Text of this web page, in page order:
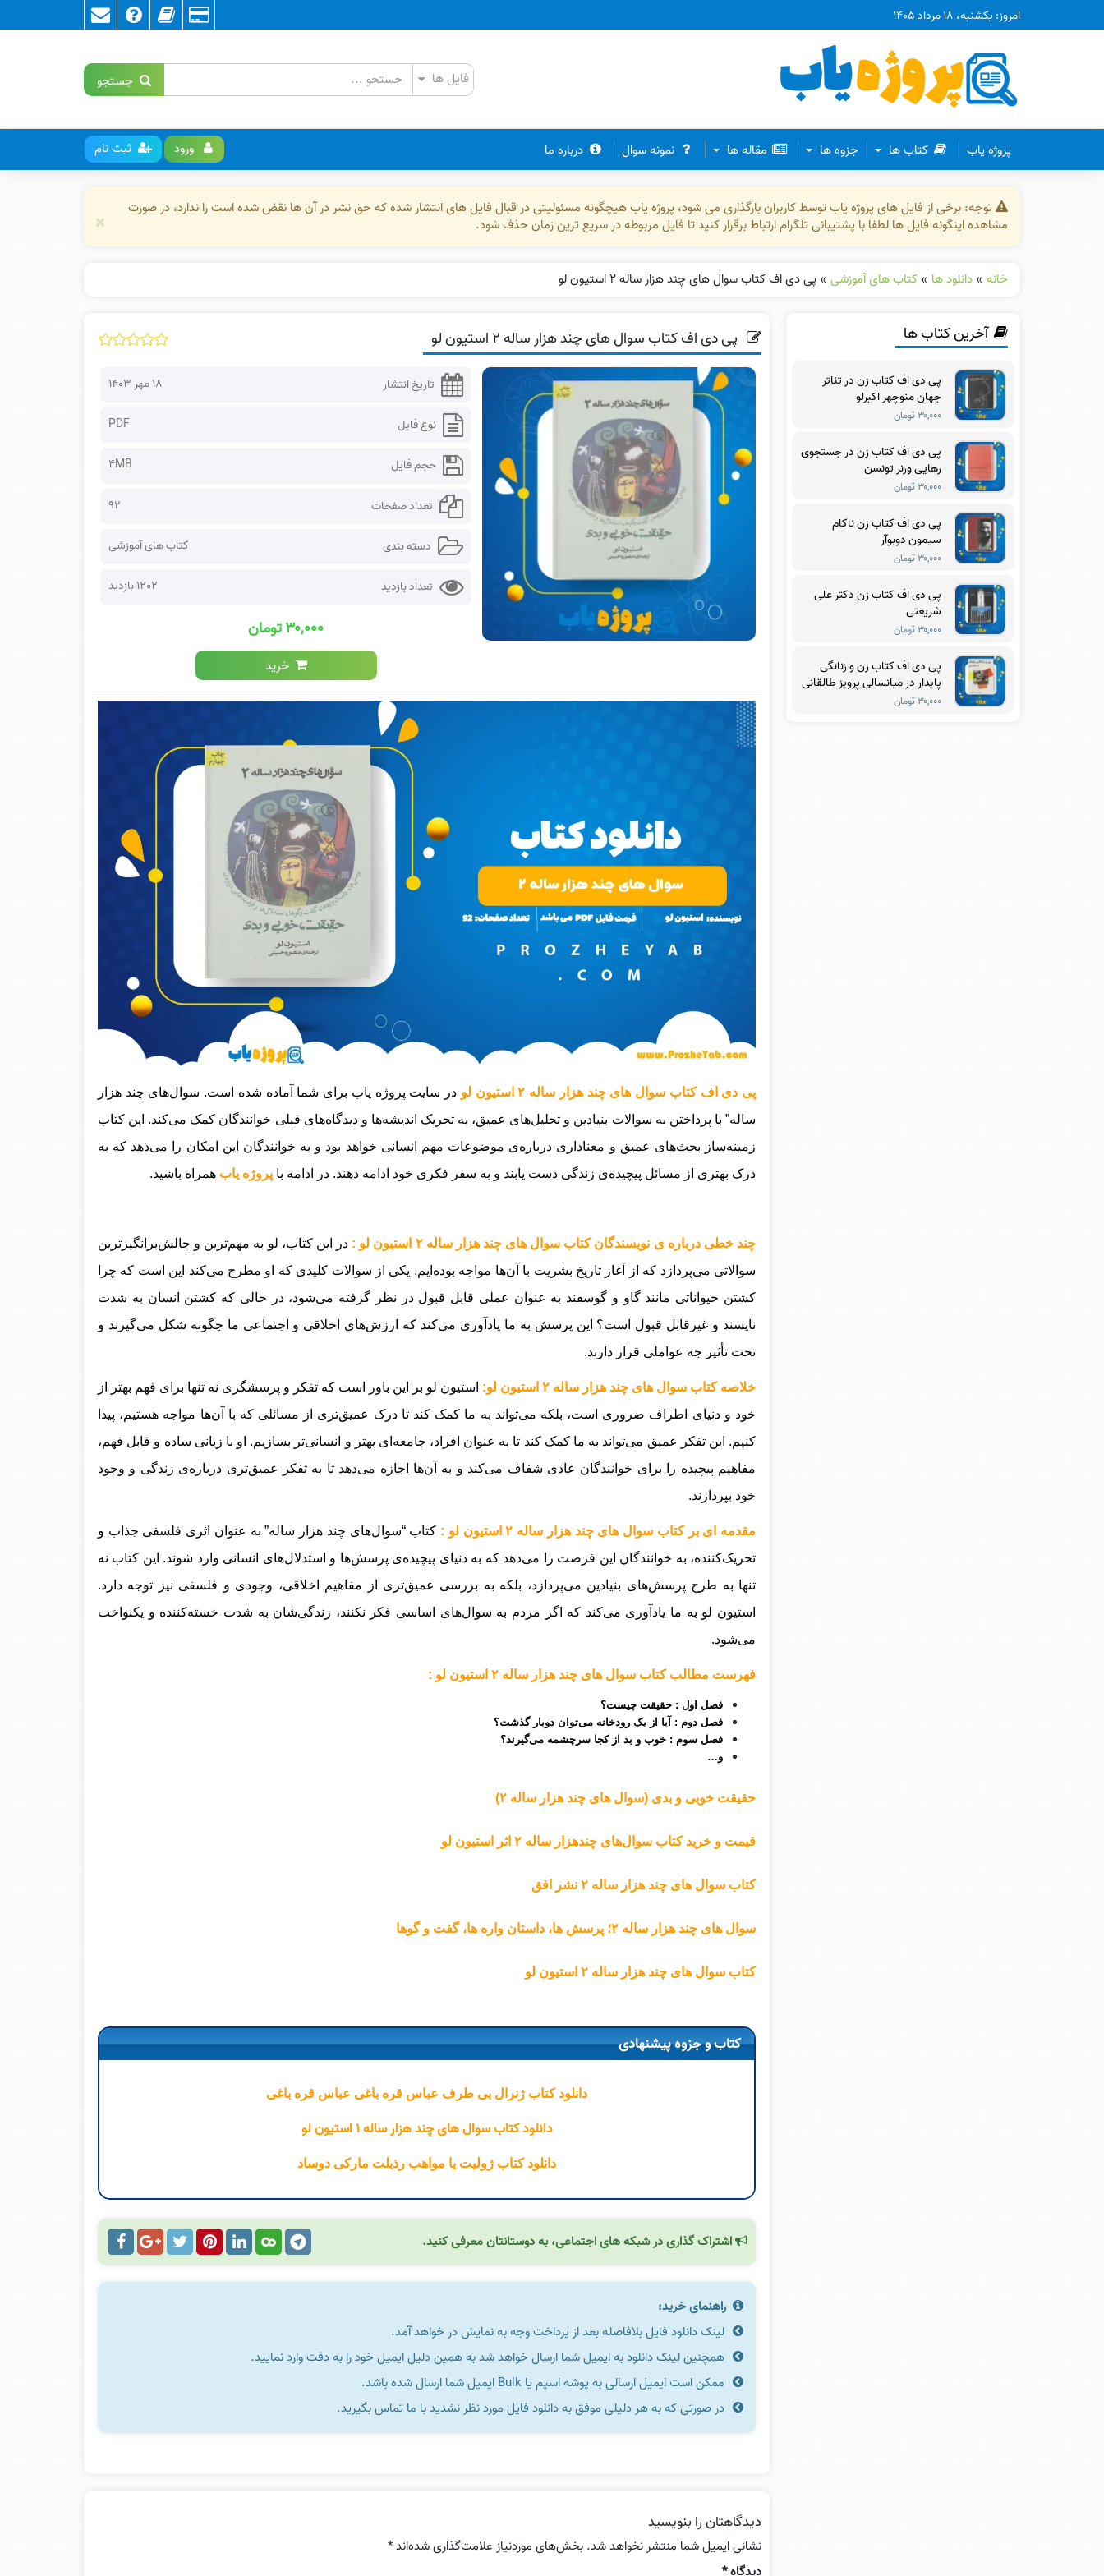
امروز: یکشنبه، ۱۸ مرداد ۱۴۰۵
جستجو
پروژه یاب کتاب ها جزوه ها مقاله ها نمونه سوال درباره ما ورود ثبت نام
توجه: برخی از فایل های پروژه یاب توسط کاربران بارگذاری می شود، پروژه یاب هیچگونه مسئولیتی در قبال فایل های انتشار شده که حق نشر در آن ها نقض شده است را ندارد، در صورت
مشاهده اینگونه فایل ها لطفا با پشتیبانی تلگرام ارتباط برقرار کنید تا فایل مربوطه در سریع ترین زمان حذف شود.
×
خانه » دانلود ها » کتاب های آموزشی » پی دی اف کتاب سوال های چند هزار ساله ۲ استیون لو
پی دی اف کتاب سوال های چند هزار ساله ۲ استیون لو
تاریخ انتشار ۱۸ مهر ۱۴۰۳
نوع فایل PDF
حجم فایل 4MB
تعداد صفحات 92
دسته بندی کتاب های آموزشی
تعداد بازدید 1202 بازدید
۳۰,۰۰۰ تومان
خرید
پی دی اف کتاب سوال های چند هزار ساله ۲ استیون لو
در سایت پروژه یاب برای شما آماده شده است. سوال‌های چند هزار
ساله” با پرداختن به سوالات بنیادین و تحلیل‌های عمیق، به تحریک اندیشه‌ها و دیدگاه‌های قبلی خوانندگان کمک می‌کند. این کتاب
زمینه‌ساز بحث‌های عمیق و معناداری درباره‌ی موضوعات مهم انسانی خواهد بود و به خوانندگان این امکان را می‌دهد که به
درک بهتری از مسائل پیچیده‌ی زندگی دست یابند و به سفر فکری خود ادامه دهند. در ادامه با پروژه یاب همراه باشید.
چند خطی درباره ی نویسندگان کتاب سوال های چند هزار ساله ۲ استیون لو :
در این کتاب، لو به مهم‌ترین و چالش‌برانگیزترین
سوالاتی می‌پردازد که از آغاز تاریخ بشریت با آن‌ها مواجه بوده‌ایم. یکی از سوالات کلیدی که او مطرح می‌کند این است که چرا
کشتن حیواناتی مانند گاو و گوسفند به عنوان عملی قابل قبول در نظر گرفته می‌شود، در حالی که کشتن انسان به شدت
ناپسند و غیرقابل قبول است؟ این پرسش به ما یادآوری می‌کند که ارزش‌های اخلاقی و اجتماعی ما چگونه شکل می‌گیرند و
تحت تأثیر چه عواملی قرار دارند.
خلاصه کتاب سوال های چند هزار ساله ۲ استیون لو:
استیون لو بر این باور است که تفکر و پرسشگری نه تنها برای فهم بهتر از
خود و دنیای اطراف ضروری است، بلکه می‌تواند به ما کمک کند تا درک عمیق‌تری از مسائلی که با آن‌ها مواجه هستیم، پیدا
کنیم. این تفکر عمیق می‌تواند به ما کمک کند تا به عنوان افراد، جامعه‌ای بهتر و انسانی‌تر بسازیم. او با زبانی ساده و قابل فهم،
مفاهیم پیچیده را برای خوانندگان عادی شفاف می‌کند و به آن‌ها اجازه می‌دهد تا به تفکر عمیق‌تری درباره‌ی زندگی و وجود
خود بپردازند.
مقدمه ای بر کتاب سوال های چند هزار ساله ۲ استیون لو :
کتاب “سوال‌های چند هزار ساله” به عنوان اثری فلسفی جذاب و
تحریک‌کننده، به خوانندگان این فرصت را می‌دهد که به دنیای پیچیده‌ی پرسش‌ها و استدلال‌های انسانی وارد شوند. این کتاب نه
تنها به طرح پرسش‌های بنیادین می‌پردازد، بلکه به بررسی عمیق‌تری از مفاهیم اخلاقی، وجودی و فلسفی نیز توجه دارد.
استیون لو به ما یادآوری می‌کند که اگر مردم به سوال‌های اساسی فکر نکنند، زندگی‌شان به شدت خسته‌کننده و یکنواخت
می‌شود.
فهرست مطالب کتاب سوال های چند هزار ساله ۲ استیون لو :
فصل اول : حقیقت چیست؟
فصل دوم : آیا از یک رودخانه می‌توان دوبار گذشت؟
فصل سوم : خوب و بد از کجا سرچشمه می‌گیرند؟
و…
حقیقت خوبی و بدی (سوال های چند هزار ساله ۲)
قیمت و خرید کتاب سوال‌های چند‌هزار ساله ۲ اثر استیون لو
کتاب سوال های چند هزار ساله ۲ نشر افق
سوال های چند هزار ساله ۲؛ پرسش ها، داستان واره ها، گفت و گوها
کتاب سوال های چند هزار ساله ۲ استیون لو
کتاب و جزوه پیشنهادی
دانلود کتاب ژنرال بی طرف عباس قره باغی عباس قره باغی
دانلود کتاب سوال های چند هزار ساله ۱ استیون لو
دانلود کتاب ژولیت یا مواهب رذیلت مارکی دوساد
اشتراک گذاری در شبکه های اجتماعی، به دوستانتان معرفی کنید.
راهنمای خرید:
لینک دانلود فایل بلافاصله بعد از پرداخت وجه به نمایش در خواهد آمد.
همچنین لینک دانلود به ایمیل شما ارسال خواهد شد به همین دلیل ایمیل خود را به دقت وارد نمایید.
ممکن است ایمیل ارسالی به پوشه اسپم یا Bulk ایمیل شما ارسال شده باشد.
در صورتی که به هر دلیلی موفق به دانلود فایل مورد نظر نشدید با ما تماس بگیرید.
دیدگاهتان را بنویسید
نشانی ایمیل شما منتشر نخواهد شد. بخش‌های موردنیاز علامت‌گذاری شده‌اند*
دیدگاه*
آخرین کتاب ها
پی دی اف کتاب زن در تئاتر
جهان منوچهر اکبرلو
۳۰,۰۰۰ تومان
پی دی اف کتاب زن در جستجوی
رهایی ورنر تونسن
۳۰,۰۰۰ تومان
پی دی اف کتاب زن ناکام
سیمون دوبوآر
۳۰,۰۰۰ تومان
پی دی اف کتاب زن دکتر علی
شریعتی
۳۰,۰۰۰ تومان
پی دی اف کتاب زن و زنانگی
پایدار در میانسالی پرویز طالقانی
۳۰,۰۰۰ تومان